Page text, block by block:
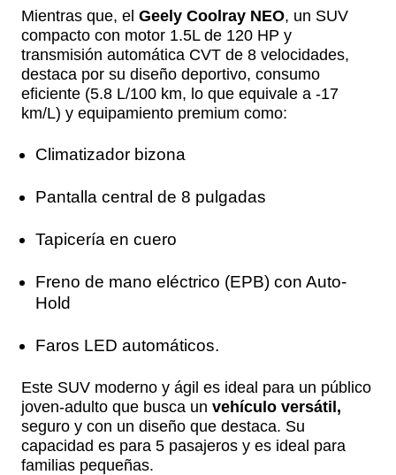
Mientras que, el Geely Coolray NEO, un SUV
compacto con motor 1.5L de 120 HP y
transmisión automática CVT de 8 velocidades,
destaca por su diseño deportivo, consumo
eficiente (5.8 L/100 km, lo que equivale a -17
km/L) y equipamiento premium como:
Climatizador bizona
Pantalla central de 8 pulgadas
Tapicería en cuero
Freno de mano eléctrico (EPB) con Auto-
Hold
Faros LED automáticos.
Este SUV moderno y ágil es ideal para un público
joven-adulto que busca un vehículo versátil,
seguro y con un diseño que destaca. Su
capacidad es para 5 pasajeros y es ideal para
familias pequeñas.